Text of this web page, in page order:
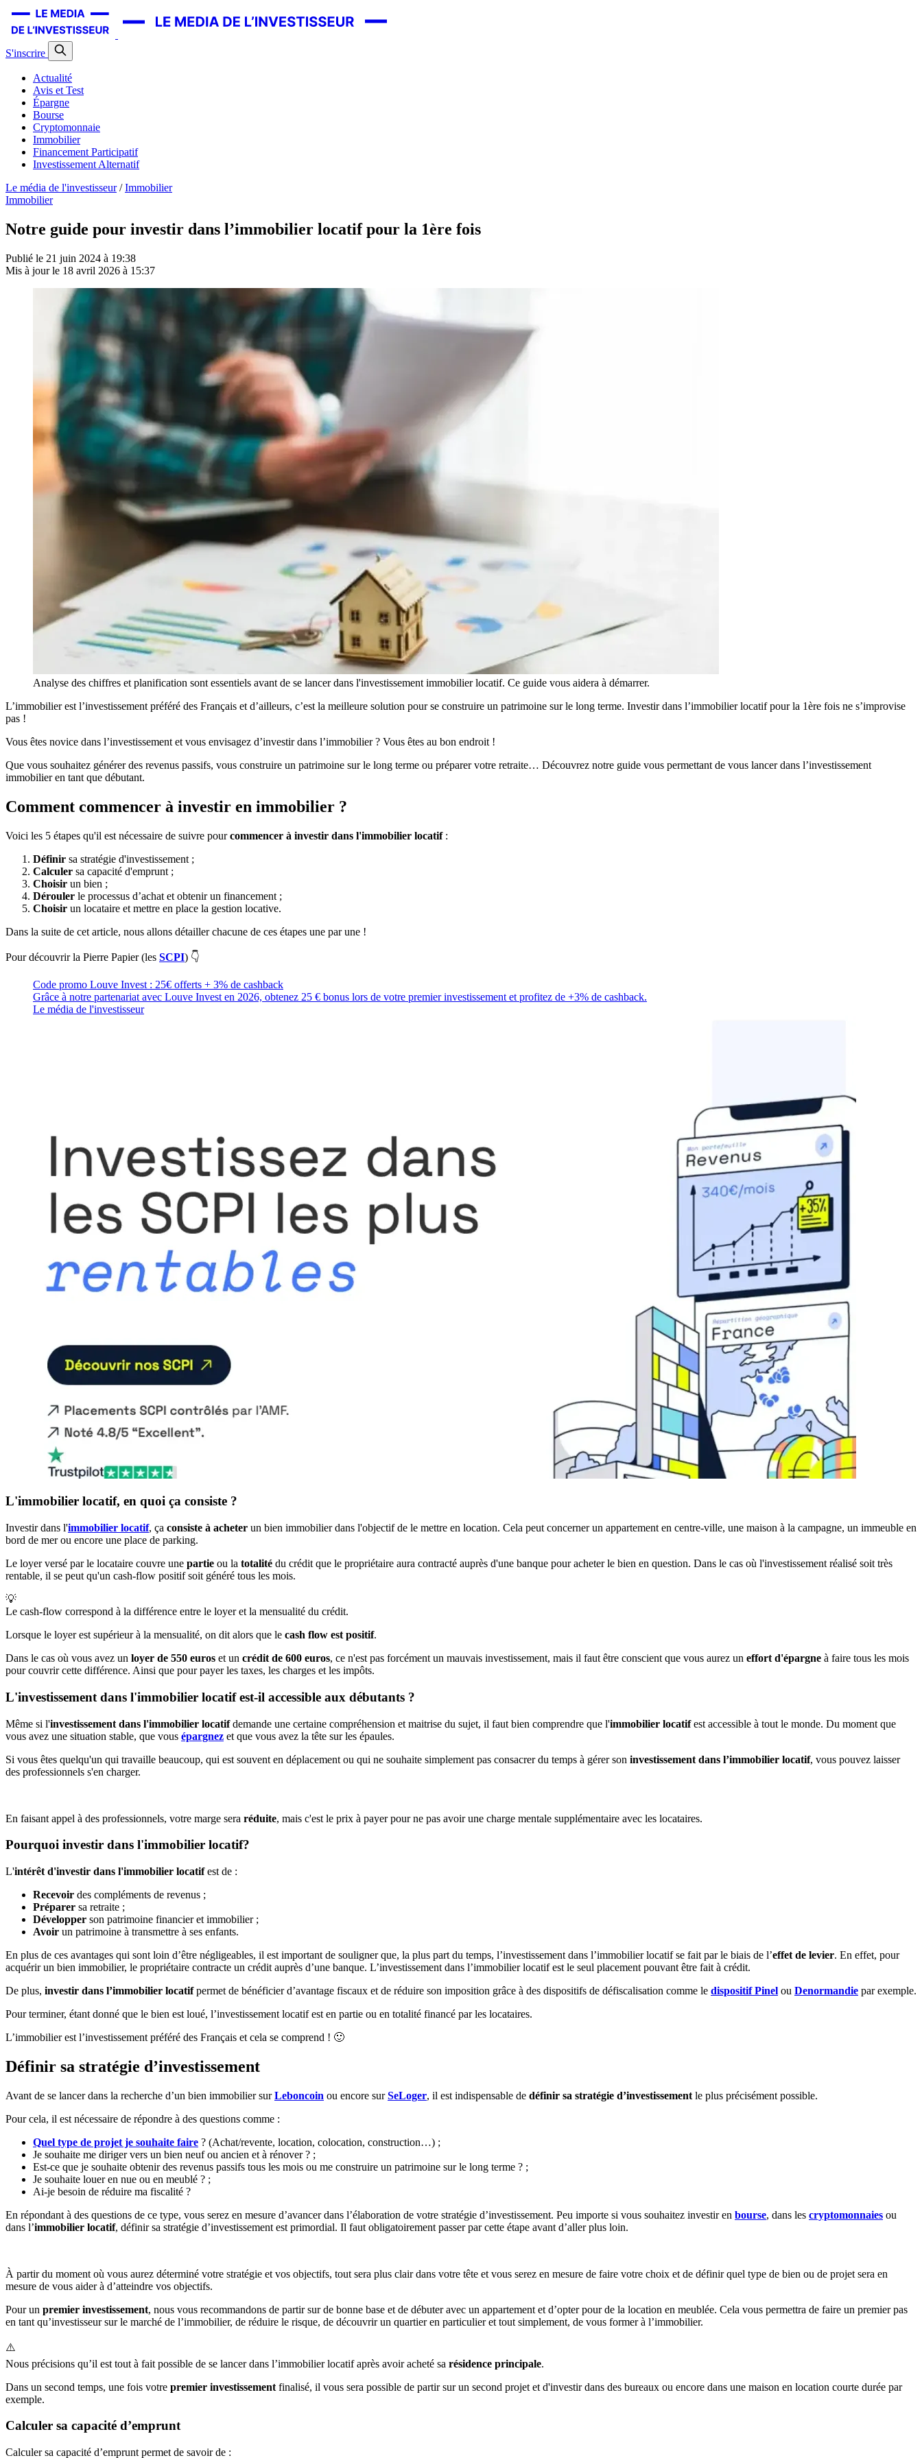
S'inscrire
Actualité
Avis et Test
Épargne
Bourse
Cryptomonnaie
Immobilier
Financement Participatif
Investissement Alternatif
Le média de l'investisseur / Immobilier
Immobilier
Notre guide pour investir dans l’immobilier locatif pour la 1ère fois
Publié le 21 juin 2024 à 19:38
Mis à jour le 18 avril 2026 à 15:37
Analyse des chiffres et planification sont essentiels avant de se lancer dans l'investissement immobilier locatif. Ce guide vous aidera à démarrer.
L’immobilier est l’investissement préféré des Français et d’ailleurs, c’est la meilleure solution pour se construire un patrimoine sur le long terme. Investir dans l’immobilier locatif pour la 1ère fois ne s’improvise
pas !
Vous êtes novice dans l’investissement et vous envisagez d’investir dans l’immobilier ? Vous êtes au bon endroit !
Que vous souhaitez générer des revenus passifs, vous construire un patrimoine sur le long terme ou préparer votre retraite… Découvrez notre guide vous permettant de vous lancer dans l’investissement
immobilier en tant que débutant.
Comment commencer à investir en immobilier ?
Voici les 5 étapes qu'il est nécessaire de suivre pourcommencer à investir dans l'immobilier locatif:
Définir sa stratégie d'investissement ;
Calculer sa capacité d'emprunt ;
Choisir un bien ;
Dérouler le processus d’achat et obtenir un financement ;
Choisir un locataire et mettre en place la gestion locative.
Dans la suite de cet article, nous allons détailler chacune de ces étapes une par une !
Pour découvrir la Pierre Papier (les SCPI) 👇
Code promo Louve Invest : 25€ offerts + 3% de cashback
Grâce à notre partenariat avec Louve Invest en 2026, obtenez 25 € bonus lors de votre premier investissement et profitez de +3% de cashback.
Le média de l'investisseur
L'immobilier locatif, en quoi ça consiste ?
Investir dans l'immobilier locatif, ça consiste à acheter un bien immobilier dans l'objectif de le mettre en location. Cela peut concerner un appartement en centre-ville, une maison à la campagne, un immeuble en
bord de mer ou encore une place de parking.
Le loyer versé par le locataire couvre une partie ou la totalité du crédit que le propriétaire aura contracté auprès d'une banque pour acheter le bien en question. Dans le cas où l'investissement réalisé soit très
rentable, il se peut qu'un cash-flow positif soit généré tous les mois.
💡
Le cash-flow correspond à la différence entre le loyer et la mensualité du crédit.
Lorsque le loyer est supérieur à la mensualité, on dit alors que le cash flow est positif.
Dans le cas où vous avez un loyer de 550 euros et un crédit de 600 euros, ce n'est pas forcément un mauvais investissement, mais il faut être conscient que vous aurez un effort d'épargne à faire tous les mois
pour couvrir cette différence. Ainsi que pour payer les taxes, les charges et les impôts.
L'investissement dans l'immobilier locatif est-il accessible aux débutants ?
Même si l'investissement dans l'immobilier locatifdemande une certaine compréhension et maitrise du sujet, il faut bien comprendre que l'immobilier locatifest accessible à tout le monde. Du moment que
vous avez une situation stable, que vous épargnez et que vous avez la tête sur les épaules.
Si vous êtes quelqu'un qui travaille beaucoup, qui est souvent en déplacement ou qui ne souhaite simplement pas consacrer du temps à gérer son investissement dans l’immobilier locatif, vous pouvez laisser
des professionnels s'en charger.
En faisant appel à des professionnels, votre marge sera réduite, mais c'est le prix à payer pour ne pas avoir une charge mentale supplémentaire avec les locataires.
Pourquoi investir dans l'immobilier locatif?
L'intérêt d'investir dans l'immobilier locatifest de :
Recevoir des compléments de revenus ;
Préparer sa retraite ;
Développer son patrimoine financier et immobilier ;
Avoir un patrimoine à transmettre à ses enfants.
En plus de ces avantages qui sont loin d’être négligeables, il est important de souligner que, la plus part du temps, l’investissement dans l’immobilier locatif se fait par le biais de l’effet de levier. En effet, pour
acquérir un bien immobilier, le propriétaire contracte un crédit auprès d’une banque. L’investissement dans l’immobilier locatif est le seul placement pouvant être fait à crédit.
De plus, investir dans l’immobilier locatifpermet de bénéficier d’avantage fiscaux et de réduire son imposition grâce à des dispositifs de défiscalisation comme le dispositif Pinel ou Denormandie par exemple.
Pour terminer, étant donné que le bien est loué, l’investissement locatif est en partie ou en totalité financé par les locataires.
L’immobilier est l’investissement préféré des Français et cela se comprend ! 🙂
Définir sa stratégie d’investissement
Avant de se lancer dans la recherche d’un bien immobilier surLeboncoin ou encore surSeLoger, il est indispensable de définir sa stratégie d’investissement le plus précisément possible.
Pour cela, il est nécessaire de répondre à des questions comme :
Quel type de projet je souhaite faire ? (Achat/revente, location, colocation, construction…) ;
Je souhaite me diriger vers un bien neuf ou ancien et à rénover ? ;
Est-ce que je souhaite obtenir des revenus passifs tous les mois ou me construire un patrimoine sur le long terme ? ;
Je souhaite louer en nue ou en meublé ? ;
Ai-je besoin de réduire ma fiscalité ?
En répondant à des questions de ce type, vous serez en mesure d’avancer dans l’élaboration de votre stratégie d’investissement. Peu importe si vous souhaitez investir en bourse, dans les cryptomonnaies ou
dans l’immobilier locatif, définir sa stratégie d’investissement est primordial. Il faut obligatoirement passer par cette étape avant d’aller plus loin.
À partir du moment où vous aurez déterminé votre stratégie et vos objectifs, tout sera plus clair dans votre tête et vous serez en mesure de faire votre choix et de définir quel type de bien ou de projet sera en
mesure de vous aider à d’atteindre vos objectifs.
Pour un premier investissement, nous vous recommandons de partir sur de bonne base et de débuter avec un appartement et d’opter pour de la location en meublée. Cela vous permettra de faire un premier pas
en tant qu’investisseur sur le marché de l’immobilier, de réduire le risque, de découvrir un quartier en particulier et tout simplement, de vous former à l’immobilier.
⚠️
Nous précisions qu’il est tout à fait possible de se lancer dans l’immobilier locatif après avoir acheté sa résidence principale.
Dans un second temps, une fois votre premier investissement finalisé, il vous sera possible de partir sur un second projet et d'investir dans des bureaux ou encore dans une maison en location courte durée par
exemple.
Calculer sa capacité d’emprunt
Calculer sa capacité d’emprunt permet de savoir de :